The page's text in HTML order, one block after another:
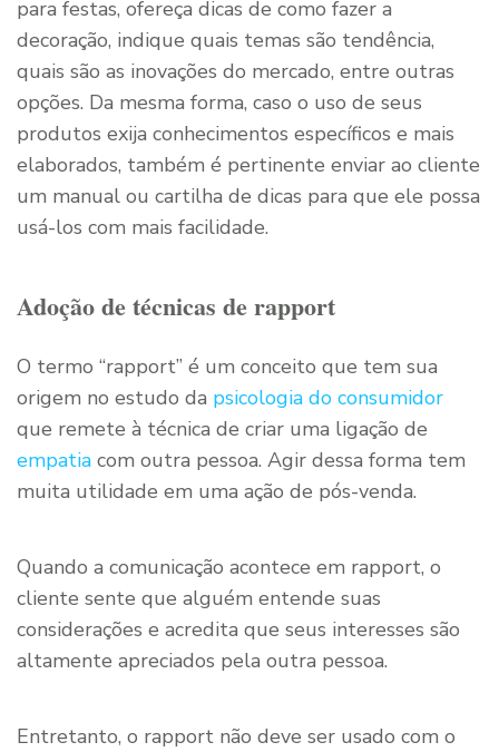
para festas, ofereça dicas de como fazer a
decoração, indique quais temas são tendência,
quais são as inovações do mercado, entre outras
opções. Da mesma forma, caso o uso de seus
produtos exija conhecimentos específicos e mais
elaborados, também é pertinente enviar ao cliente
um manual ou cartilha de dicas para que ele possa
usá-los com mais facilidade.
Adoção de técnicas de rapport
O termo “rapport” é um conceito que tem sua
origem no estudo da psicologia do consumidor
que remete à técnica de criar uma ligação de
empatia com outra pessoa. Agir dessa forma tem
muita utilidade em uma ação de pós-venda.
Quando a comunicação acontece em rapport, o
cliente sente que alguém entende suas
considerações e acredita que seus interesses são
altamente apreciados pela outra pessoa.
Entretanto, o rapport não deve ser usado com o